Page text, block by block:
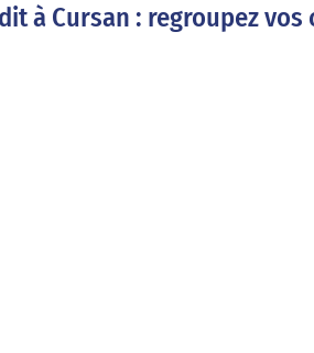
à Cursan : regroupez